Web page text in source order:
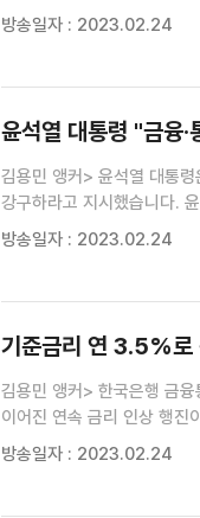
개척하고, 국내 콘텐츠를 전
방송일자 : 2023.02.24
윤석열 대통령 "금융
김용민 앵커> 윤석열 대통
강구하라고 지시했습니다.
경쟁시스템 실효화 방안을
방송일자 : 2023.02.24
기준금리 연 3.5%로
김용민 앵커> 한국은행 금융통화위원
이어진 연속 금리 인상 행진이
기자> 지난해 4월부터 지난
방송일자 : 2023.02.24